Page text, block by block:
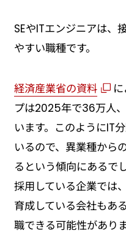
SEやITエンジニアは、
やすい職種です。
経済産業省の資料
プは2025年で36万人
います。このようにIT
いるので、異業種から
るという傾向にあるで
採用している企業では
育成している会社もあ
職できる可能性がありま